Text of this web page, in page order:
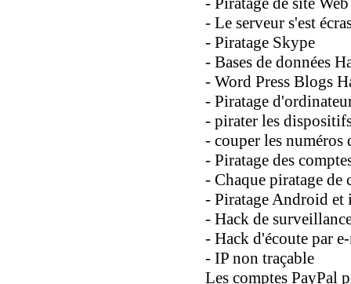
- Le serveur s'est
- Piratage Skype
- Bases de données
- Word Press Blogs
- Piratage
- pirater les
- couper les numéros
- Piratage des
- Chaque piratage de
- Piratage Android et
- Hack de
- Hack d'écoute par
- IP non traçable
Les comptes PayPal